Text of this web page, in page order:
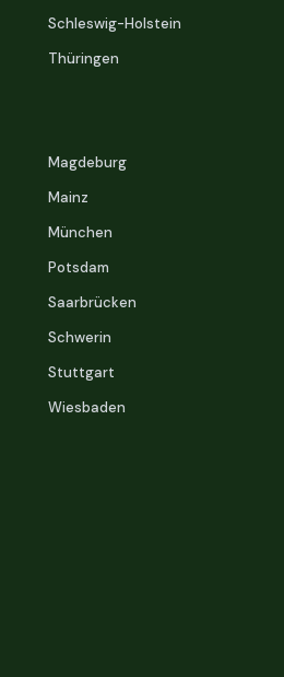
Schleswig-Holstein
Thüringen
Magdeburg
Mainz
München
Potsdam
Saarbrücken
Schwerin
Stuttgart
Wiesbaden